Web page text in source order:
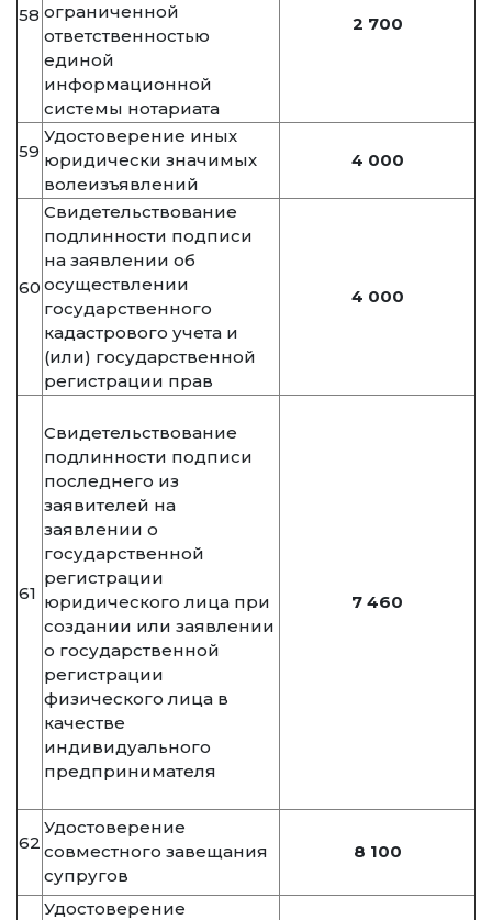
58 ограниченной
ответственностью
единой
информационной
системы нотариата
2 700
59
Удостоверение иных
юридически значимых
волеизъявлений
4 000
60
Свидетельствование
подлинности подписи
на заявлении об
осуществлении
государственного
кадастрового учета и
(или) государственной
регистрации прав
4 000
61
Свидетельствование
подлинности подписи
последнего из
заявителей на
заявлении о
государственной
регистрации
юридического лица при
создании или заявлении
о государственной
регистрации
физического лица в
качестве
индивидуального
предпринимателя
7 460
62
Удостоверение
совместного завещания
супругов
8 100
Удостоверение